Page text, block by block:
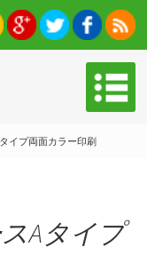
イプ両面カラー印刷
Aタイプ